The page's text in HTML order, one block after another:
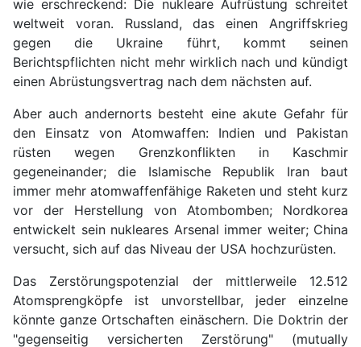
wie erschreckend: Die nukleare Aufrüstung schreitet
weltweit voran. Russland, das einen Angriffskrieg
gegen die Ukraine führt, kommt seinen
Berichtspflichten nicht mehr wirklich nach und kündigt
einen Abrüstungsvertrag nach dem nächsten auf.
Aber auch andernorts besteht eine akute Gefahr für
den Einsatz von Atomwaffen: Indien und Pakistan
rüsten wegen Grenzkonflikten in Kaschmir
gegeneinander; die Islamische Republik Iran baut
immer mehr atomwaffenfähige Raketen und steht kurz
vor der Herstellung von Atombomben; Nordkorea
entwickelt sein nukleares Arsenal immer weiter; China
versucht, sich auf das Niveau der USA hochzurüsten.
Das Zerstörungspotenzial der mittlerweile 12.512
Atomsprengköpfe ist unvorstellbar, jeder einzelne
könnte ganze Ortschaften einäschern. Die Doktrin der
"gegenseitig versicherten Zerstörung" (mutually